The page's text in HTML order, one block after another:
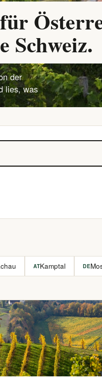
Schweiz.
der
lies, was
ATKamptal DE